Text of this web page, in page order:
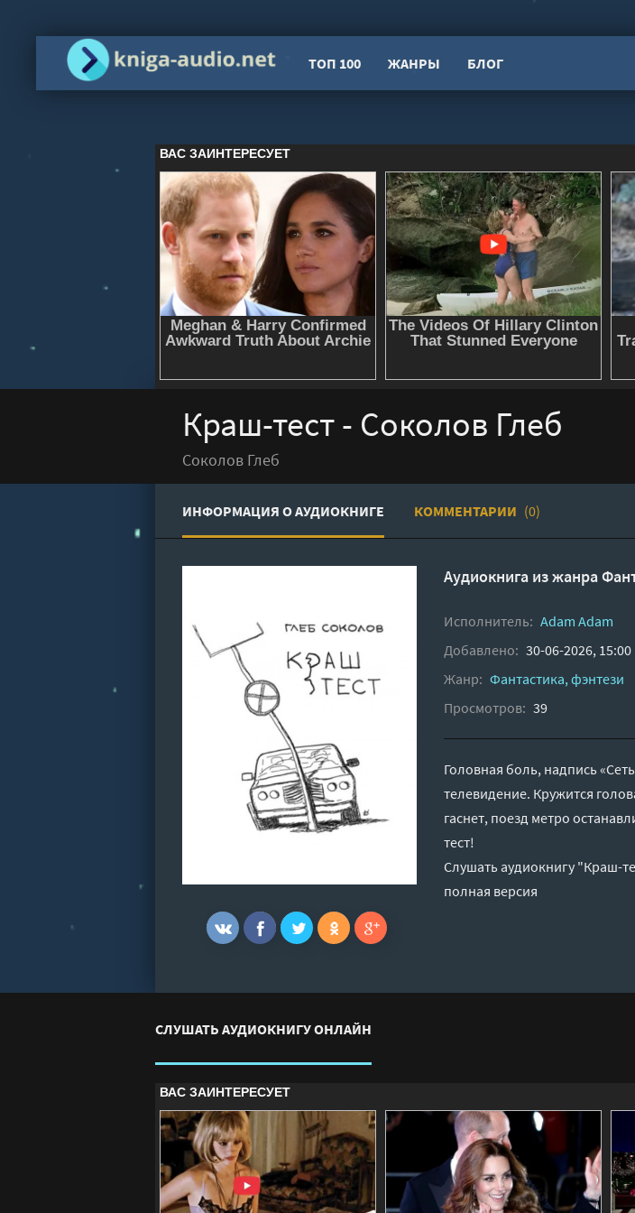
ТОП 100 ЖАНРЫ БЛОГ
Краш-тест - Соколов Глеб
Соколов Глеб
ИНФОРМАЦИЯ О АУДИОКНИГЕ КОММЕНТАРИИ (0)
Аудиокнига из жанра
Исполнитель: Adam Adam
Добавлено: 30-06-2026, 15:00
Жанр: Фантастика, фэнтези
Просмотров: 39
Головная боль, надпись
телевидение. Кружится
гаснет, поезд метро
тест!
Слушать аудиокнигу "Краш-
полная версия
СЛУШАТЬ АУДИОКНИГУ ОНЛАЙН